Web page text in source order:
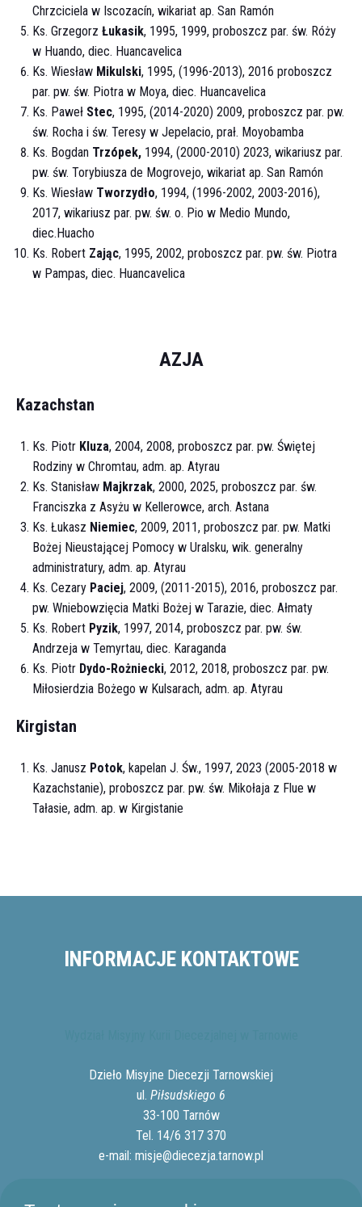
Chrzciciela w Iscozacín, wikariat ap. San Ramón
Ks. Grzegorz Łukasik, 1995, 1999, proboszcz par. św. Róży
w Huando, diec. Huancavelica
Ks. Wiesław Mikulski, 1995, (1996-2013), 2016 proboszcz
par. pw. św. Piotra w Moya, diec. Huancavelica
Ks. Paweł Stec, 1995, (2014-2020) 2009, proboszcz par. pw.
św. Rocha i św. Teresy w Jepelacio, prał. Moyobamba
Ks. Bogdan Trzópek, 1994, (2000-2010) 2023, wikariusz par.
pw. św. Torybiusza de Mogrovejo, wikariat ap. San Ramón
Ks. Wiesław Tworzydło, 1994, (1996-2002, 2003-2016),
2017, wikariusz par. pw. św. o. Pio w Medio Mundo,
diec.Huacho
Ks. Robert Zając, 1995, 2002, proboszcz par. pw. św. Piotra
w Pampas, diec. Huancavelica
AZJA
Kazachstan
Ks. Piotr Kluza, 2004, 2008, proboszcz par. pw. Świętej
Rodziny w Chromtau, adm. ap. Atyrau
Ks. Stanisław Majkrzak, 2000, 2025, proboszcz par. św.
Franciszka z Asyżu w Kellerowce, arch. Astana
Ks. Łukasz Niemiec, 2009, 2011, proboszcz par. pw. Matki
Bożej Nieustającej Pomocy w Uralsku, wik. generalny
administratury, adm. ap. Atyrau
Ks. Cezary Paciej, 2009, (2011-2015), 2016, proboszcz par.
pw. Wniebowzięcia Matki Bożej w Tarazie, diec. Ałmaty
Ks. Robert Pyzik, 1997, 2014, proboszcz par. pw. św.
Andrzeja w Temyrtau, diec. Karaganda
Ks. Piotr Dydo-Rożniecki, 2012, 2018, proboszcz par. pw.
Miłosierdzia Bożego w Kulsarach, adm. ap. Atyrau
Kirgistan
Ks. Janusz Potok, kapelan J. Św., 1997, 2023 (2005-2018 w
Kazachstanie), proboszcz par. pw. św. Mikołaja z Flue w
Tałasie, adm. ap. w Kirgistanie
INFORMACJE KONTAKTOWE
Dzieło Misyjne Diecezji Tarnowskiej
ul. Piłsudskiego 6
33-100 Tarnów
Tel. 14/6 317 370
e-mail: misje@diecezja.tarnow.pl